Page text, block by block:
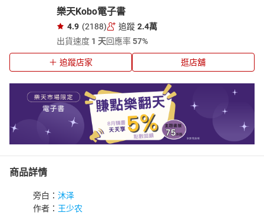
樂天Kobo電子書
4.9 (2188) 追蹤 2.4萬
出貨速度 1 天回應率57%
追蹤店家 逛店舖
商品詳情
旁白： 沐泽
作者： 王少农